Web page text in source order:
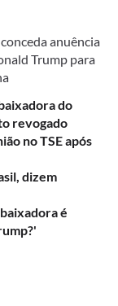
anuência
Trump para
do
revogado
no TSE após
dizem
é